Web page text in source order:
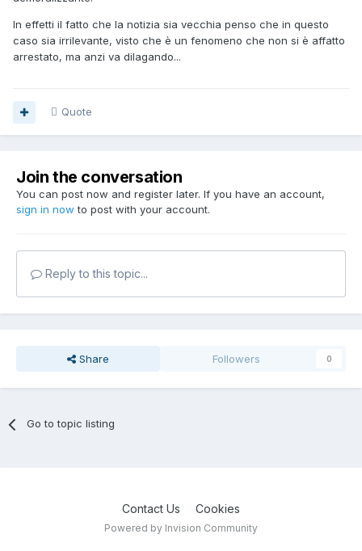
In effetti il fatto che la notizia sia vecchia penso che in questo
caso sia irrilevante, visto che è un fenomeno che non si è affatto
arrestato, ma anzi va dilagando...
Quote
Join the conversation
You can post now and register later. If you have an account,
sign in now to post with your account.
Reply to this topic...
Share Followers 0
Go to topic listing
Contact Us Cookies
Powered by Invision Community